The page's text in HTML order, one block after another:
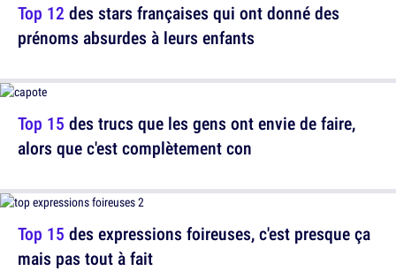
Top 15 des trucs que les gens ont envie de faire,
alors que c'est complètement con
Top 12 des stars françaises qui ont donné des
prénoms absurdes à leurs enfants
Top 15 des expressions foireuses, c'est presque ça
mais pas tout à fait